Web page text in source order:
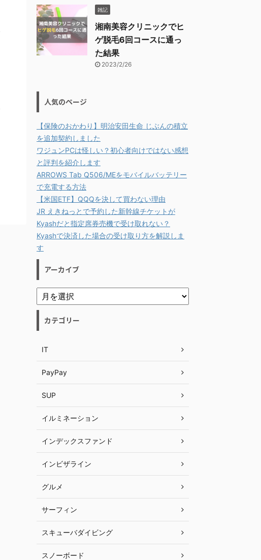
雑記
湘南美容クリニックでヒ
ゲ脱毛6回コースに通っ
た結果
2023/2/26
人気のページ
【保険のおかわり】明治安田生命 じぶんの積立
を追加契約しました
ワジュンPCは怪しい？初心者向けではない感想
と評判を紹介します
ARROWS Tab Q506/MEをモバイルバッテリー
で充電する方法
【米国ETF】QQQを決して買わない理由
JR えきねっとで予約した新幹線チケットが
Kyashだと指定席券売機で受け取れない？
Kyashで決済した場合の受け取り方を解説しま
す
アーカイブ
カテゴリー
IT
PayPay
SUP
イルミネーション
インデックスファンド
インビザライン
グルメ
サーフィン
スキューバダイビング
スノーボード